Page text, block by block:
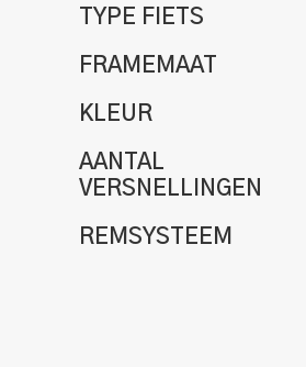
TYPE FIETS
FRAMEMAAT
KLEUR
AANTAL
VERSNELLINGEN
REMSYSTEEM